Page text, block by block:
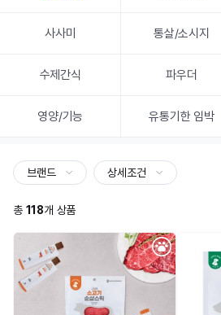
사사미 통살/소시지
수제간식 파우더
영양/기능 유통기한 임박
브랜드 상세조건
총 118개 상품